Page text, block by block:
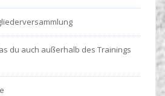
du auch außerhalb des Trainings